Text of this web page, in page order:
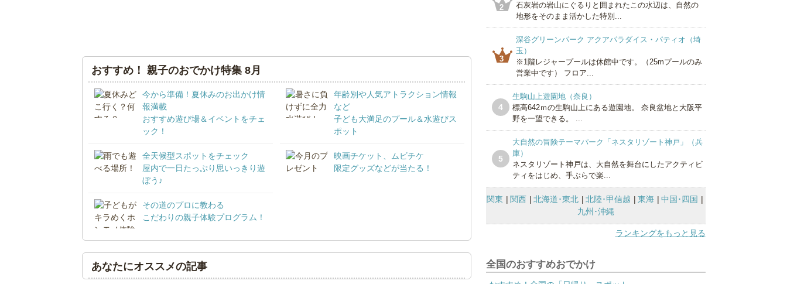
おすすめ！ 親子のおでかけ特集 8月
今から準備！夏休みのお出かけ情
報満載
おすすめ遊び場＆イベントをチェ
ック！
年齢別や人気アトラクション情報
など
子ども大満足のプール＆水遊びス
ポット
全天候型スポットをチェック
屋内で一日たっぷり思いっきり遊
ぼう♪
映画チケット、ムビチケ
限定グッズなどが当たる！
その道のプロに教わる
こだわりの親子体験プログラム！
あなたにオススメの記事
2
石灰岩の岩山にぐるりと囲まれたこの水辺は、自然の
地形をそのまま活かした特別...
3
深谷グリーンパーク アクアパラダイス・パティオ（埼
玉）
※1階レジャープールは休館中です。（25mプールのみ
営業中です） フロア...
4
生駒山上遊園地（奈良）
標高642ｍの生駒山上にある遊園地。 奈良盆地と大阪平
野を一望できる。 ...
5
大自然の冒険テーマパーク「ネスタリゾート神戸」（兵
庫）
ネスタリゾート神戸は、大自然を舞台にしたアクティビ
ティをはじめ、手ぶらで楽...
関東 関西 北海道･東北 北陸･甲信越 東海
中国･四国
九州･沖縄
ランキングをもっと見る
全国のおすすめおでかけ